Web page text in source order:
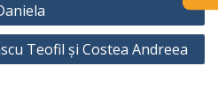
Teofil și Costea Andreea